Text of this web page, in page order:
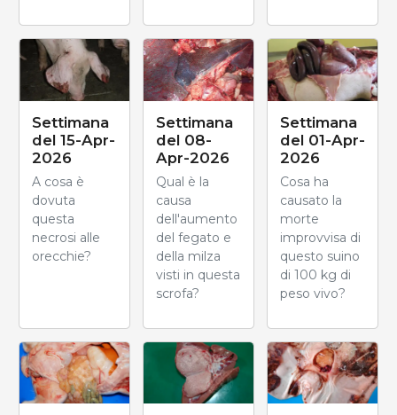
Settimana
del 15-Apr-
2026
A cosa è
dovuta
questa
necrosi alle
orecchie?
Settimana
del 08-
Apr-2026
Qual è la
causa
dell'aumento
del fegato e
della milza
visti in questa
scrofa?
Settimana
del 01-Apr-
2026
Cosa ha
causato la
morte
improvvisa di
questo suino
di 100 kg di
peso vivo?